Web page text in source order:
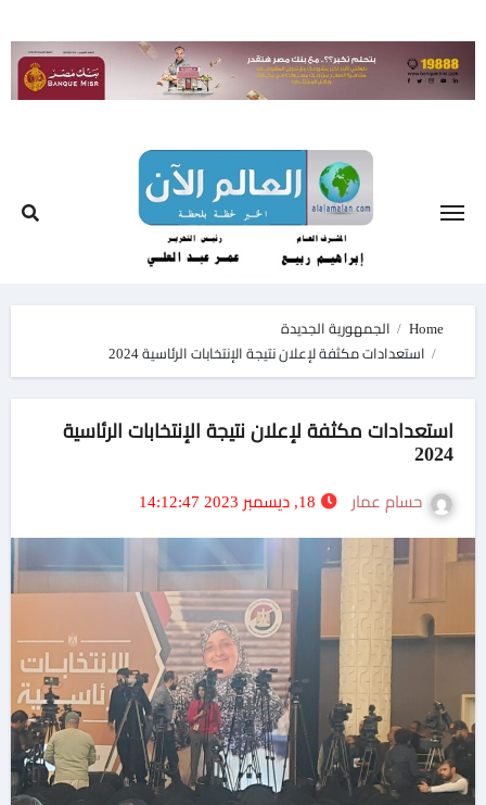
to
content
Home
الجمهورية الجديدة
استعدادات مكثفة لإعلان نتيجة الإنتخابات الرئاسية 2024
استعدادات مكثفة لإعلان نتيجة الإنتخابات الرئاسية
2024
حسام عمار